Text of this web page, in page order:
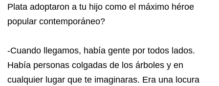
Plata adoptaron a tu hijo como el máximo héroe
popular contemporáneo?
-Cuando llegamos, había gente por todos lados.
Había personas colgadas de los árboles y en
cualquier lugar que te imaginaras. Era una locura